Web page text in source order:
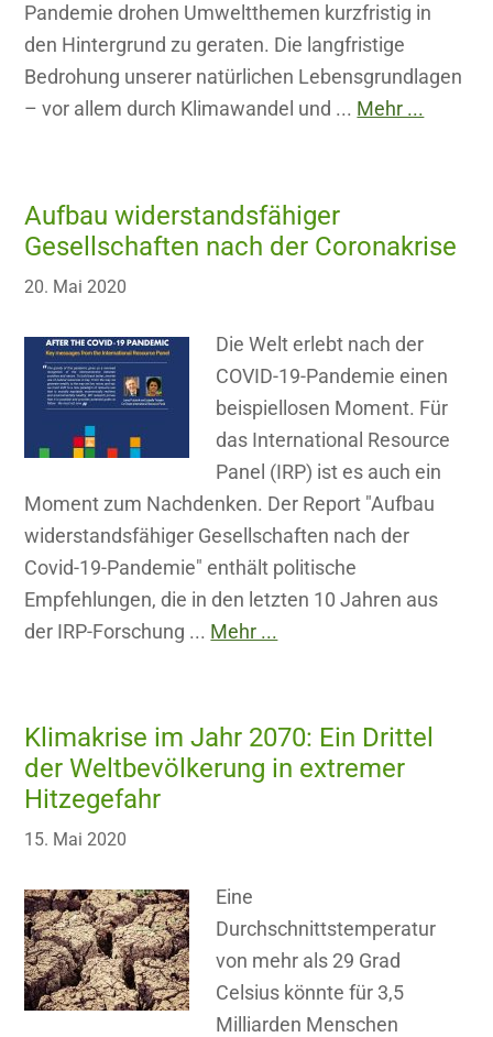
Pandemie drohen Umweltthemen kurzfristig in
den Hintergrund zu geraten. Die langfristige
Bedrohung unserer natürlichen Lebensgrundlagen
– vor allem durch Klimawandel und ... Mehr ...
Aufbau widerstandsfähiger
Gesellschaften nach der Coronakrise
20. Mai 2020
Die Welt erlebt nach der
COVID-19-Pandemie einen
beispiellosen Moment. Für
das International Resource
Panel (IRP) ist es auch ein
Moment zum Nachdenken. Der Report "Aufbau
widerstandsfähiger Gesellschaften nach der
Covid-19-Pandemie" enthält politische
Empfehlungen, die in den letzten 10 Jahren aus
der IRP-Forschung ... Mehr ...
Klimakrise im Jahr 2070: Ein Drittel
der Weltbevölkerung in extremer
Hitzegefahr
15. Mai 2020
Eine
Durchschnittstemperatur
von mehr als 29 Grad
Celsius könnte für 3,5
Milliarden Menschen